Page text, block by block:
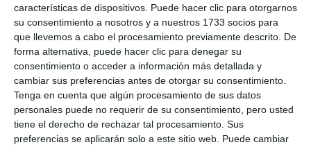
características de dispositivos. Puede hacer clic para otorgarnos
su consentimiento a nosotros y a nuestros 1733 socios para
que llevemos a cabo el procesamiento previamente descrito. De
forma alternativa, puede hacer clic para denegar su
consentimiento o acceder a información más detallada y
cambiar sus preferencias antes de otorgar su consentimiento.
Tenga en cuenta que algún procesamiento de sus datos
personales puede no requerir de su consentimiento, pero usted
tiene el derecho de rechazar tal procesamiento. Sus
preferencias se aplicarán solo a este sitio web. Puede cambiar